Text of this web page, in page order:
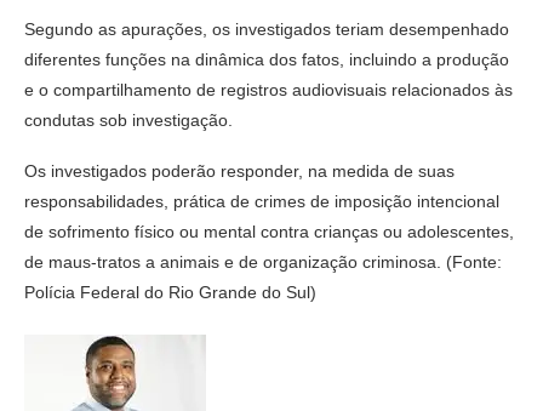
Segundo as apurações, os investigados teriam desempenhado
diferentes funções na dinâmica dos fatos, incluindo a produção
e o compartilhamento de registros audiovisuais relacionados às
condutas sob investigação.
Os investigados poderão responder, na medida de suas
responsabilidades, prática de crimes de imposição intencional
de sofrimento físico ou mental contra crianças ou adolescentes,
de maus-tratos a animais e de organização criminosa. (Fonte:
Polícia Federal do Rio Grande do Sul)